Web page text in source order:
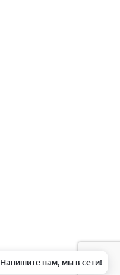
Напишите нам, мы в сети!